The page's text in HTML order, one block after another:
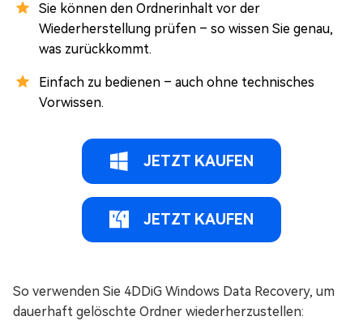
Sie können den Ordnerinhalt vor der
Wiederherstellung prüfen – so wissen Sie genau,
was zurückkommt.
Einfach zu bedienen – auch ohne technisches
Vorwissen.
JETZT KAUFEN
JETZT KAUFEN
So verwenden Sie 4DDiG Windows Data Recovery, um
dauerhaft gelöschte Ordner wiederherzustellen: